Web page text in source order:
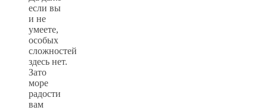
если вы
и не
умеете,
особых
сложностей
здесь нет.
Зато
море
радости
вам